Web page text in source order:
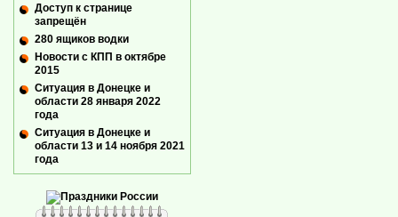
Доступ к странице
запрещён
280 ящиков водки
Новости с КПП в октябре
2015
Ситуация в Донецке и
области 28 января 2022
года
Ситуация в Донецке и
области 13 и 14 ноября 2021
года